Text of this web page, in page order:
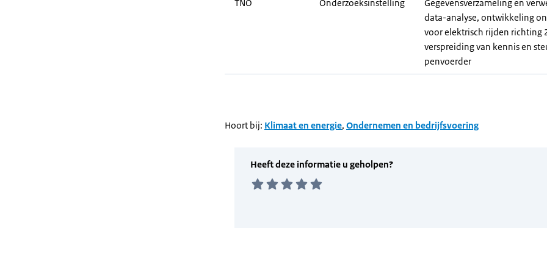
TNO Onderzoeksinstelling
Gegevensverzameling en
data-analyse, ontwikkeling
voor elektrisch rijden richting
verspreiding van kennis en
penvoerder
Hoort bij: Klimaat en energie, Ondernemen en bedrijfsvoering